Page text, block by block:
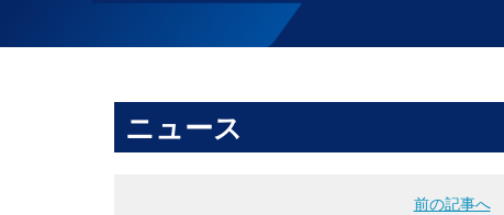
ニュース
前の記事へ│